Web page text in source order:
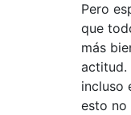
Pero
que
más
actitud.
incluso
esto no